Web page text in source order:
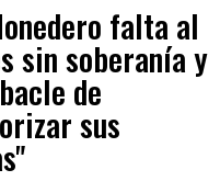
falta al
sin soberanía y
de
sus